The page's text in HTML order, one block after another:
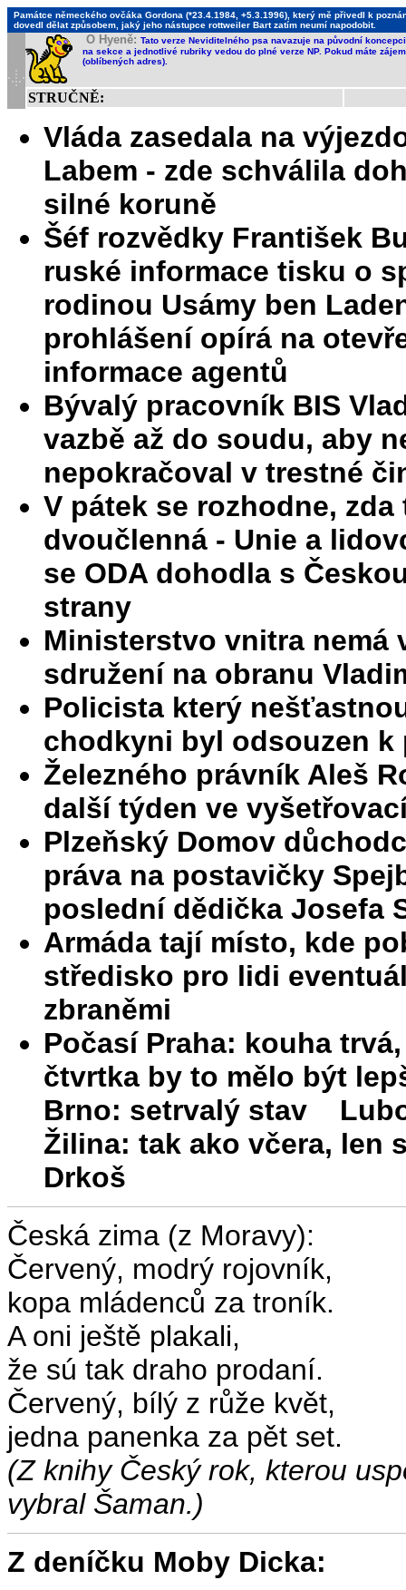
Památce německého ovčáka Gordona (*23.4.1984, +5.3.1996), který mě přivedl k
dovedl dělat způsobem, jaký jeho nástupce rottweiler Bart zatím neumí napodobit.
O Hyeně: Tato verze Neviditelného psa navazuje na původní
na sekce a jednotlivé rubriky vedou do plné verze NP. Pokud máte
(oblíbených adres).
STRUČNĚ:
Vláda zasedala na
Labem - zde schválila
silné koruně
Šéf rozvědky František
ruské informace tisku o
rodinou Usámy ben
prohlášení opírá na
informace agentů
Bývalý pracovník BIS
vazbě až do soudu, aby
nepokračoval v trestné
V pátek se rozhodne,
dvoučlenná - Unie a
se ODA dohodla s
strany
Ministerstvo vnitra nemá
sdružení na obranu
Policista který
chodkyni byl odsouzen k
Železného právník Aleš
další týden ve
Plzeňský Domov
práva na postavičky
poslední dědička Josefa
Armáda tají místo, kde
středisko pro lidi
zbraněmi
Počasí Praha: kouha
čtvrtka by to mělo být
Brno: setrvalý stav
Žilina: tak ako včera,
Drkoš
Česká zima (z Moravy):
Červený, modrý rojovník,
kopa mládenců za troník.
A oni ještě plakali,
že sú tak draho prodaní.
Červený, bílý z růže květ,
jedna panenka za pět set.
(Z knihy Český rok, kterou
vybral Šaman.)
Z deníčku Moby Dicka: